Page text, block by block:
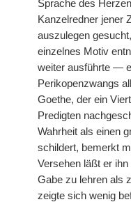
Sprache des
Kanzelredner jener
auszulegen
einzelnes Motiv
weiter ausführte —
Perikopenzwangs
Goethe, der ein
Predigten
Wahrheit als einen
schildert, bemerkt
Versehen läßt er
Gabe zu lehren als
zeigte sich wenig